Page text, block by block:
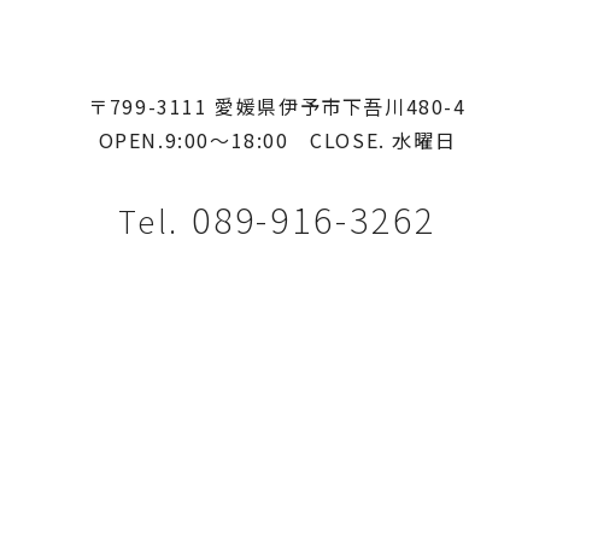
〒799-3111 愛媛県伊予市下吾川480-4
OPEN.9:00〜18:00CLOSE. 水曜日
Tel. 089-916-3262